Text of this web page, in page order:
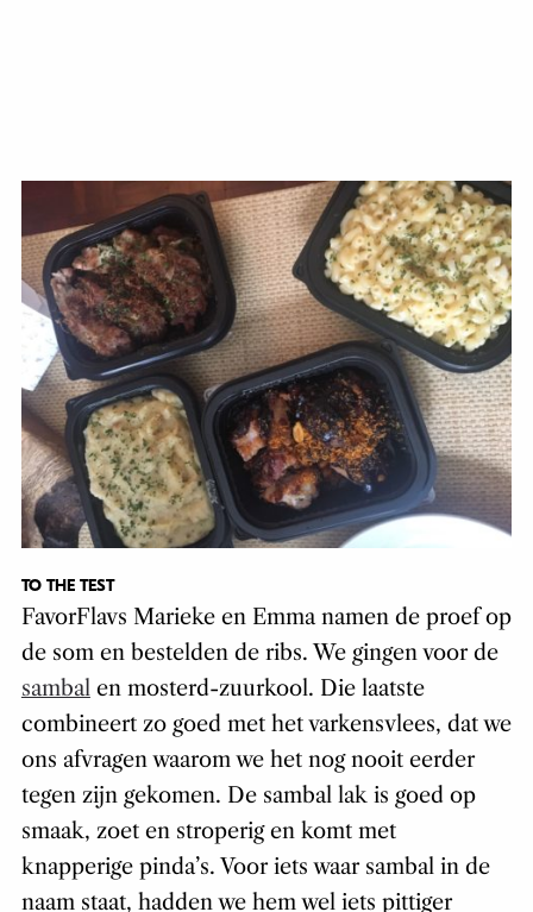
TO THE TEST
FavorFlavs Marieke en Emma namen de proef op
de som en bestelden de ribs. We gingen voor de
sambalen mosterd-zuurkool. Die laatste
combineert zo goed met het varkensvlees, dat we
ons afvragen waarom we het nog nooit eerder
tegen zijn gekomen. De sambal lak is goed op
smaak, zoet en stroperig en komt met
knapperige pinda’s. Voor iets waar sambal in de
naam staat, hadden we hem wel iets pittiger